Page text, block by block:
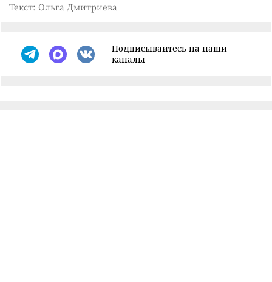
Текст: Ольга Дмитриева
Подписывайтесь на наши
каналы